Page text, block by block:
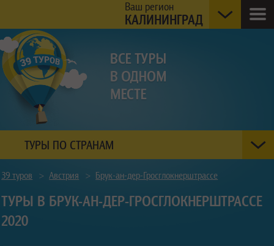
Ваш регион
КАЛИНИНГРАД
ТУРЫ ПО СТРАНАМ
39 туров > Австрия > Брук-ан-дер-Гросглокнерштрассе
ТУРЫ В БРУК-АН-ДЕР-ГРОСГЛОКНЕРШТРАССЕ
2020